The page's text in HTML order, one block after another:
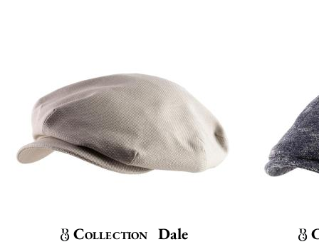
Collection Dale